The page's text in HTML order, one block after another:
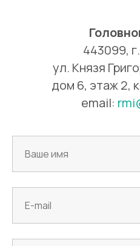
443099,
ул. Князя
дом 6, этаж 2,
email: